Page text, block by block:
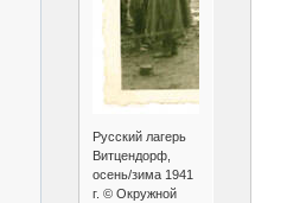
Русский лагерь
Витцендорф,
осень/зима 1941
г. © Окружной